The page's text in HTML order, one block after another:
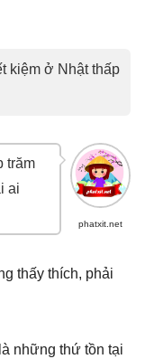
kiệm ở Nhật thấp
phatxit.net
trăm
ai
thấy thích, phải
những thứ tồn tại